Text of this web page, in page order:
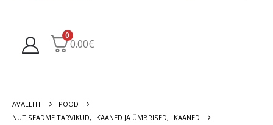
0
0.00€
AVALEHT
POOD
NUTISEADME TARVIKUD, KAANED JA ÜMBRISED,
KAANED